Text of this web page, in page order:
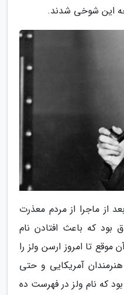
این شوخی شدند.
از ماجرا از مردم معذرت
بود که باعث افتادن نام
موقع تا امروز ارسن ولز را
آمریکایی و حتی
عرصه جهان نامید. سال 2002 بود که نام ولز در فهرست ده